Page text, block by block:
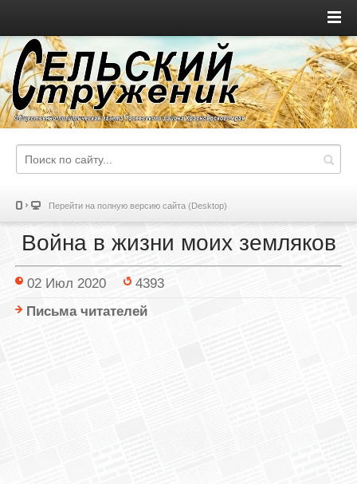
Перейти на полную версию сайта (Desktop)
Война в жизни моих земляков
02 Июл 2020
4393
Письма читателей